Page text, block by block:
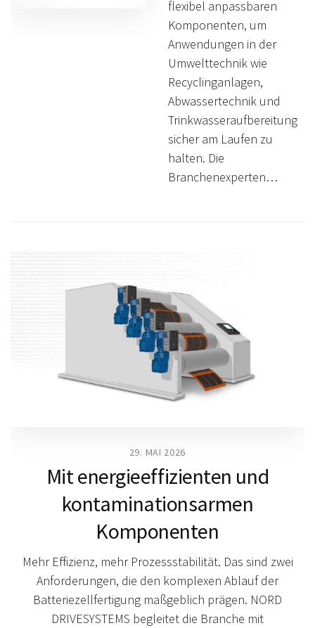
flexibel anpassbaren
Komponenten, um
Anwendungen in der
Umwelttechnik wie
Recyclinganlagen,
Abwassertechnik und
Trinkwasseraufbereitung
sicher am Laufen zu
halten. Die
Branchenexperten…
29. MAI 2026
Mit energieeffizienten und
kontaminationsarmen
Komponenten
Mehr Effizienz, mehr Prozessstabilität. Das sind zwei
Anforderungen, die den komplexen Ablauf der
Batteriezellfertigung maßgeblich prägen. NORD
DRIVESYSTEMS begleitet die Branche mit